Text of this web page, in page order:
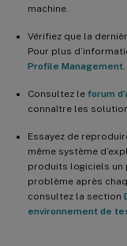
machine.
Vérifiez que la
Pour plus
Profile Management
Consultez le forum
connaître les
Essayez de
même système
produits logiciels un
problème après
consultez la section
environnement de